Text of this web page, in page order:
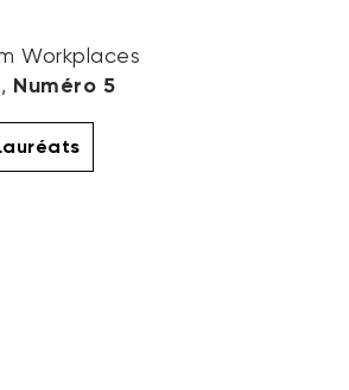
Workplaces
Numéro 5